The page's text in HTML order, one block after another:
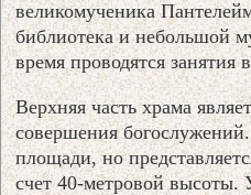
великомученика
библиотека и небольшой
время проводятся
Верхняя часть храма
совершения
площади, но
счет 40-метровой высоты.